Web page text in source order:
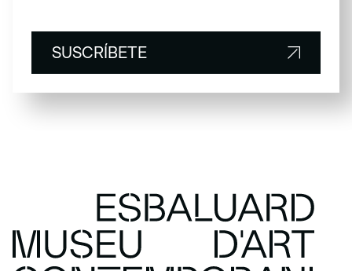
SUSCRÍBETE
SUSCRÍBETE